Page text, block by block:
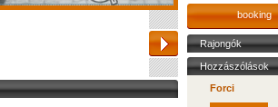
booking
Rajongók
Hozzászólások
Forci